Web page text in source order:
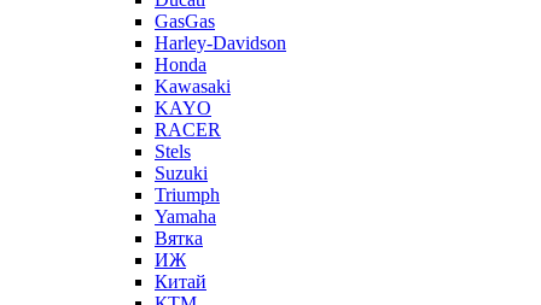
GasGas
Harley-Davidson
Honda
Kawasaki
KAYO
RACER
Stels
Suzuki
Triumph
Yamaha
Вятка
ИЖ
Китай